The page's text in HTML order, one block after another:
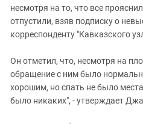
несмотря на то, что все
отпустили, взяв подписку о
корреспонденту "Кавказского
Он отметил, что, несмотря на
обращение с ним было
хорошим, но спать не было
было никаких", - утверждает